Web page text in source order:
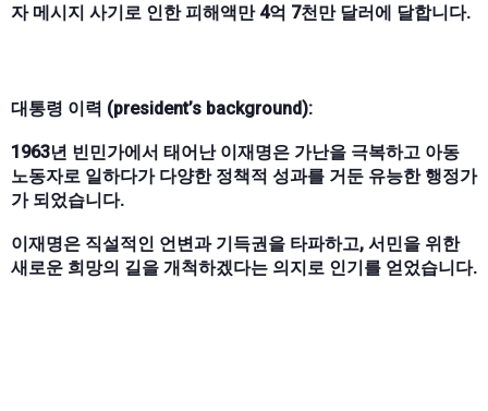
자 메시지 사기로 인한 피해액만 4억 7천만 달러에 달합니다.
대통령 이력 (president’s background):
1963년 빈민가에서 태어난 이재명은 가난을 극복하고 아동
노동자로 일하다가 다양한 정책적 성과를 거둔 유능한 행정가
가 되었습니다.
이재명은 직설적인 언변과 기득권을 타파하고, 서민을 위한
새로운 희망의 길을 개척하겠다는 의지로 인기를 얻었습니다.